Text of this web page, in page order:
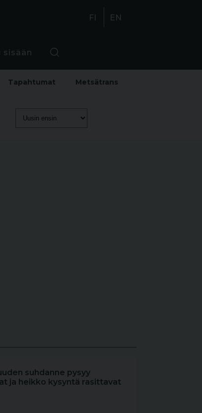
FI EN
sisään
Tapahtumat Metsätrans
suhdanne pysyy
ja heikko kysyntä rasittavat